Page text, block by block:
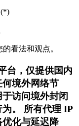
看法和观点。
台，仅提供国内
境外网络节
访问境外封闭
。 所有代理 IP
化与延迟降